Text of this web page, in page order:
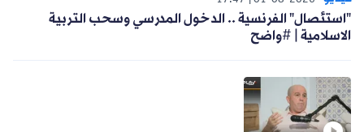
"استئصال" الفرنسية .. الدخول المدرسي وسحب التربية
الاسلامية | #واضح